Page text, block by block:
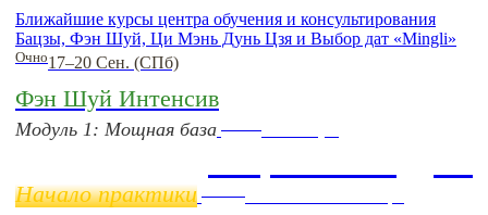
Ближайшие курсы центра обучения и консультирования
Бацзы, Фэн Шуй, Ци Мэнь Дунь Цзя и Выбор дат «Mingli»
Очно17–20 Сен. (СПб)
Фэн Шуй Интенсив
Модуль 1: Мощная база
Начало практики